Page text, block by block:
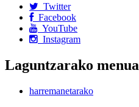
Twitter
Facebook
YouTube
Instagram
Laguntzarako menua
harremanetarako